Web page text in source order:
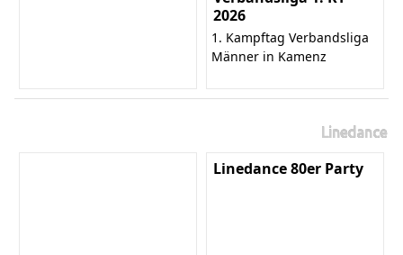
2026
1. Kampftag Verbandsliga
Männer in Kamenz
Linedance
Linedance 80er Party